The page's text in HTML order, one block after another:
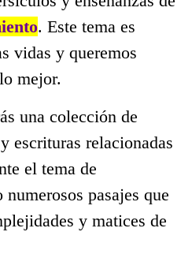
. Este tema es
vidas y queremos
mejor.
una colección de
escrituras relacionadas
el tema de
numerosos pasajes que
y matices de